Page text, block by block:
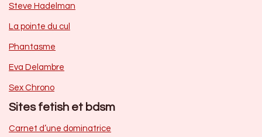
Steve Hadelman
La pointe du cul
Phantasme
Eva Delambre
Sex Chrono
Sites fetish et bdsm
Carnet d’une dominatrice